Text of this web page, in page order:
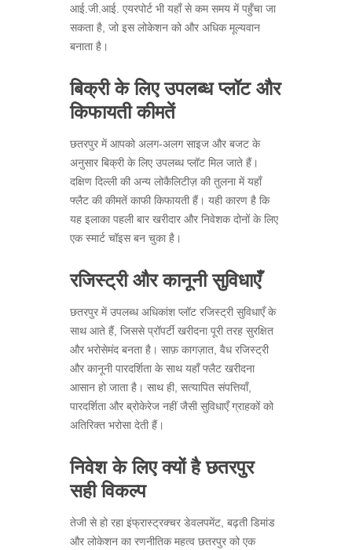
आई.जी.आई. एयरपोर्ट भी यहाँ से कम समय में पहुँचा जा
सकता है, जो इस लोकेशन को और अधिक मूल्यवान
बनाता है।
बिक्री के लिए उपलब्ध प्लॉट और
किफायती कीमतें
छतरपुर में आपको अलग-अलग साइज और बजट के
अनुसार बिक्री के लिए उपलब्ध प्लॉट मिल जाते हैं।
दक्षिण दिल्ली की अन्य लोकैलिटीज़ की तुलना में यहाँ
फ्लैट की कीमतें काफी किफायती हैं। यही कारण है कि
यह इलाका पहली बार खरीदार और निवेशक दोनों के लिए
एक स्मार्ट चॉइस बन चुका है।
रजिस्ट्री और कानूनी सुविधाएँ
छतरपुर में उपलब्ध अधिकांश प्लॉट रजिस्ट्री सुविधाएँ के
साथ आते हैं, जिससे प्रॉपर्टी खरीदना पूरी तरह सुरक्षित
और भरोसेमंद बनता है। साफ़ कागज़ात, वैध रजिस्ट्री
और कानूनी पारदर्शिता के साथ यहाँ फ्लैट खरीदना
आसान हो जाता है। साथ ही, सत्यापित संपत्तियाँ,
पारदर्शिता और ब्रोकेरेज नहीं जैसी सुविधाएँ ग्राहकों को
अतिरिक्त भरोसा देती हैं।
निवेश के लिए क्यों है छतरपुर
सही विकल्प
तेजी से हो रहा इंफ्रास्ट्रक्चर डेवलपमेंट, बढ़ती डिमांड
और लोकेशन का रणनीतिक महत्व छतरपुर को एक